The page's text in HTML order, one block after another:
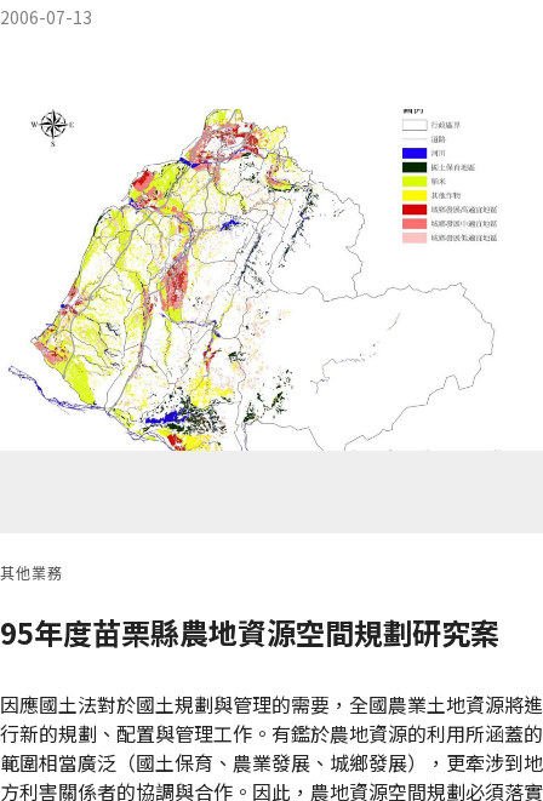
2006-07-13
其他業務
95年度苗栗縣農地資源空間規劃研究案
因應國土法對於國土規劃與管理的需要，全國農業土地資源將進
行新的規劃、配置與管理工作。有鑑於農地資源的利用所涵蓋的
範圍相當廣泛（國土保育、農業發展、城鄉發展），更牽涉到地
方利害關係者的協調與合作。因此，農地資源空間規劃必須落實